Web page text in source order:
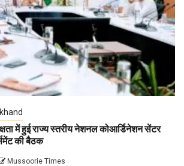
में हुई राज्य स्तरीय नेशनल कोआर्डिनेशन सेंटर
की बैठक
Mussoorie Times